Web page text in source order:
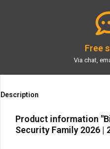
Free
Via chat,
Description
Product information
Security Family 2026 |